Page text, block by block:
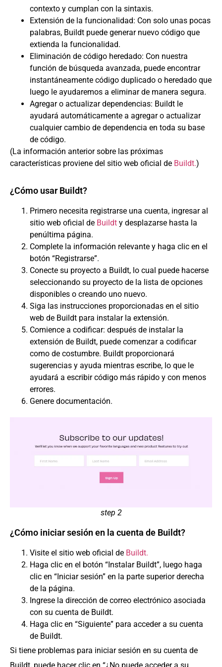
contexto y cumplan con la sintaxis.
Extensión de la funcionalidad: Con solo unas pocas
palabras, Buildt puede generar nuevo código que
extienda la funcionalidad.
Eliminación de código heredado: Con nuestra
función de búsqueda avanzada, puede encontrar
instantáneamente código duplicado o heredado que
luego le ayudaremos a eliminar de manera segura.
Agregar o actualizar dependencias: Buildt le
ayudará automáticamente a agregar o actualizar
cualquier cambio de dependencia en toda su base
de código.
(La información anterior sobre las próximas
características proviene del sitio web oficial de Buildt.)
¿Cómo usar Buildt?
Primero necesita registrarse una cuenta, ingresar al
sitio web oficial de Buildt y desplazarse hasta la
penúltima página.
Complete la información relevante y haga clic en el
botón “Registrarse”.
Conecte su proyecto a Buildt, lo cual puede hacerse
seleccionando su proyecto de la lista de opciones
disponibles o creando uno nuevo.
Siga las instrucciones proporcionadas en el sitio
web de Buildt para instalar la extensión.
Comience a codificar: después de instalar la
extensión de Buildt, puede comenzar a codificar
como de costumbre. Buildt proporcionará
sugerencias y ayuda mientras escribe, lo que le
ayudará a escribir código más rápido y con menos
errores.
Genere documentación.
step 2
¿Cómo iniciar sesión en la cuenta de Buildt?
Visite el sitio web oficial de Buildt.
Haga clic en el botón “Instalar Buildt”, luego haga
clic en “Iniciar sesión” en la parte superior derecha
de la página.
Ingrese la dirección de correo electrónico asociada
con su cuenta de Buildt.
Haga clic en “Siguiente” para acceder a su cuenta
de Buildt.
Si tiene problemas para iniciar sesión en su cuenta de